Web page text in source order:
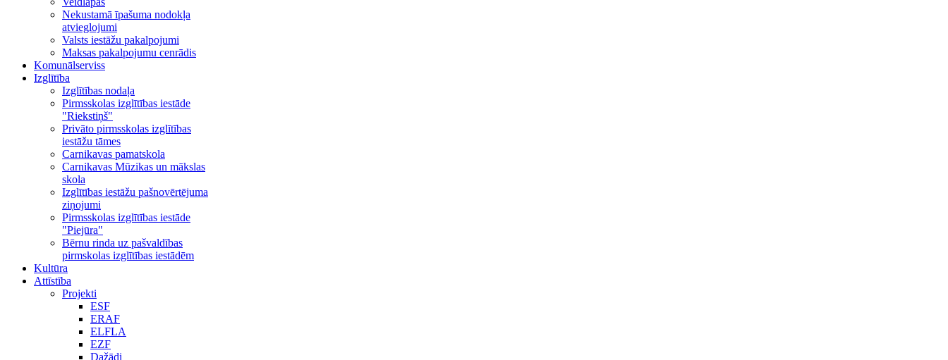
Nekustamā īpašuma nodokļa
atvieglojumi
Valsts iestāžu pakalpojumi
Maksas pakalpojumu cenrādis
Komunālserviss
Izglītība
Izglītības nodaļa
Pirmsskolas izglītības iestāde
"Riekstiņš"
Privāto pirmsskolas izglītības
iestāžu tāmes
Carnikavas pamatskola
Carnikavas Mūzikas un mākslas
skola
Izglītības iestāžu pašnovērtējuma
ziņojumi
Pirmsskolas izglītības iestāde
"Piejūra"
Bērnu rinda uz pašvaldības
pirmskolas izglītības iestādēm
Kultūra
Attīstība
Projekti
ESF
ERAF
ELFLA
EZF
Dažādi